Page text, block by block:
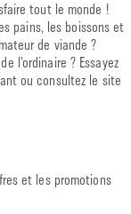
tout le monde !
pains, les boissons et
de viande ?
l’ordinaire ? Essayez
ou consultez le site
et les promotions